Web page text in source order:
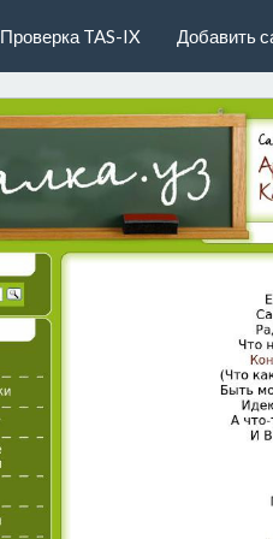
Проверка TAS-IX Добавить